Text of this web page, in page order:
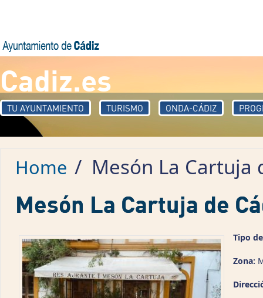
Cadiz.es
TU AYUNTAMIENTO TURISMO ONDA-CÁDIZ
Home / Mesón La Cartuja
Mesón La Cartuja de
Tipo
Zona: